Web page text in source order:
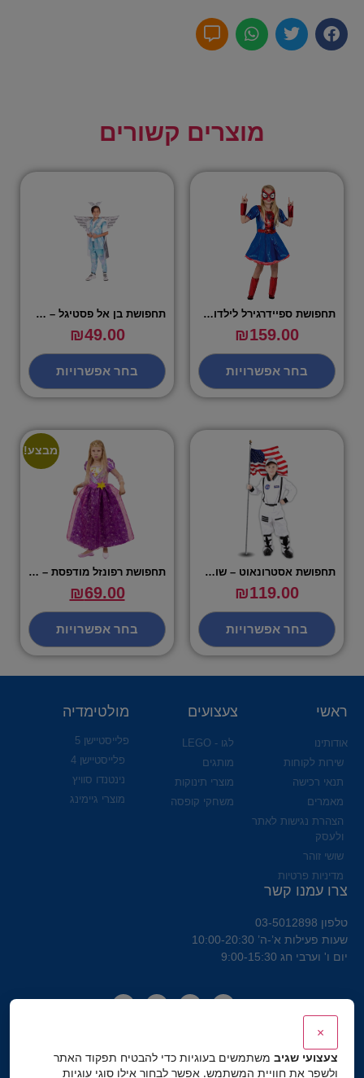
מוצרים קשורים
תחפושת ספיידרגירל לילדות – שושי זוהר
₪159.00
בחר אפשרויות
תחפושת בן אל פסטיגל – שושי זוהר
₪49.00
בחר אפשרויות
תחפושת אסטרונאוט – שושי זוהר
₪119.00
בחר אפשרויות
מבצע!
תחפושת רפונזל מודפסת – שושי זוהר
₪69.00
בחר אפשרויות
ראשי
אודותינו
שירות לקוחות
תנאי רכישה
מאמרים
הצהרת נגישות לאתר
ולעסק
שושי זוהר
מדיניות פרטיות
צעצועים
לגו - LEGO
מותגים
מוצרי תינוקות
משחקי קופסה
מולטימדיה
פלייסטיישן 5
פלייסטיישן 4
נינטנדו סוויץ
מוצרי גיימינג
צרו עמנו קשר
טלפון 03-5012898
שעות פעילות א’-ה’ 10:00-20:30
יום ו' וערבי חג 9:00-15:30
×
צעצועי שגיב משתמשים בעוגיות כדי להבטיח תפקוד האתר
ולשפר את חוויית המשתמש. אפשר לבחור אילו סוגי עוגיות